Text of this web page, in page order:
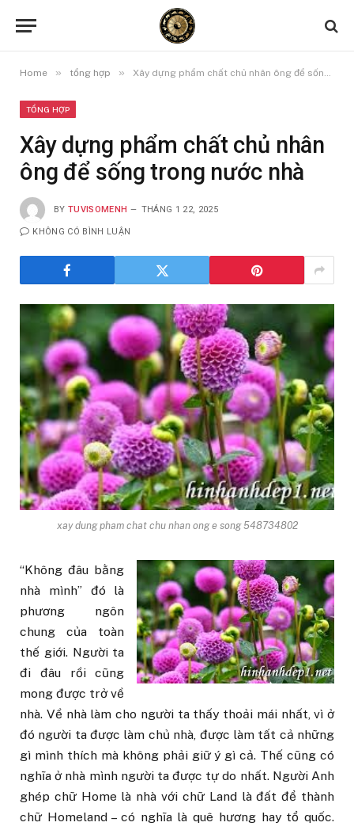
Home » tổng hợp » Xây dựng phẩm chất chủ nhân ông để sống trong nước nhà
TỔNG HỢP
Xây dựng phẩm chất chủ nhân
ông để sống trong nước nhà
BY TUVISOMENH THÁNG 1 22, 2025
KHÔNG CÓ BÌNH LUẬN
xay dung pham chat chu nhan ong e song 548734802
“Không đâu bằng
nhà mình” đó là
phương ngôn
chung của toàn
thế giới. Người ta
đi đâu rồi cũng
mong được trở về
nhà. Về nhà làm cho người ta thấy thoải mái nhất, vì ở
đó người ta được làm chủ nhà, được làm tất cả những
gì mình thích mà không phải giữ ý gì cả. Thế cũng có
nghĩa ở nhà mình người ta được tự do nhất. Người Anh
ghép chữ Home là nhà với chữ Landlà đất để thành
chữ Homeland – có nghĩa là quê hương hay tổ quốc.